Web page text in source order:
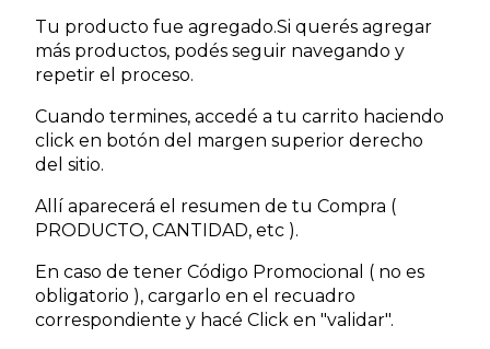
Tu producto fue agregado.Si querés agregar
más productos, podés seguir navegando y
repetir el proceso.
Cuando termines, accedé a tu carrito haciendo
click en botón del margen superior derecho
del sitio.
Allí aparecerá el resumen de tu Compra (
PRODUCTO, CANTIDAD, etc ).
En caso de tener Código Promocional ( no es
obligatorio ), cargarlo en el recuadro
correspondiente y hacé Click en "validar".